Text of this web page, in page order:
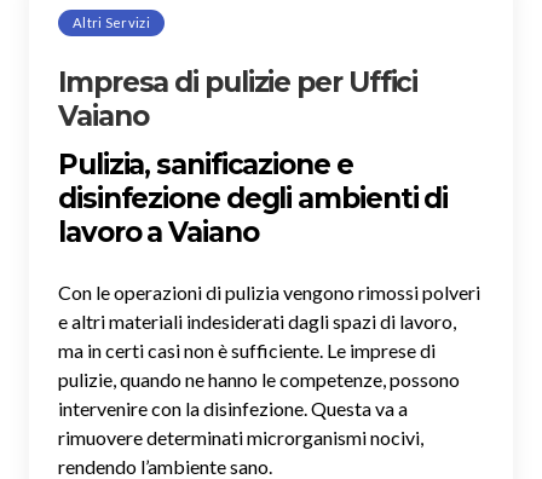
Altri Servizi
Impresa di pulizie per Uffici
Vaiano
Pulizia, sanificazione e
disinfezione degli ambienti di
lavoro a Vaiano
Con le operazioni di pulizia vengono rimossi polveri
e altri materiali indesiderati dagli spazi di lavoro,
ma in certi casi non è sufficiente. Le imprese di
pulizie, quando ne hanno le competenze, possono
intervenire con la disinfezione. Questa va a
rimuovere determinati microrganismi nocivi,
rendendo l’ambiente sano.